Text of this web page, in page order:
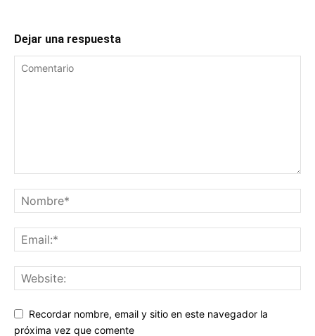
Dejar una respuesta
Recordar nombre, email y sitio en este navegador la
próxima vez que comente